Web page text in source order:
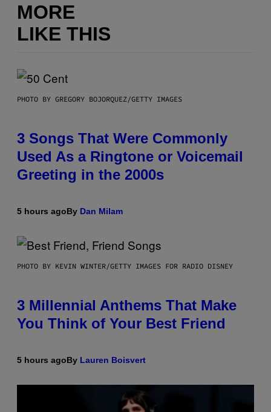
MORE
LIKE THIS
PHOTO BY GREGORY BOJORQUEZ/GETTY IMAGES
3 Songs That Were Commonly
Used As a Ringtone or Voicemail
Greeting in the 2000s
5 hours agoBy Dan Milam
PHOTO BY KEVIN WINTER/GETTY IMAGES FOR RADIO DISNEY
3 Millennial Anthems That Make
You Think of Your Best Friend
5 hours agoBy Lauren Boisvert